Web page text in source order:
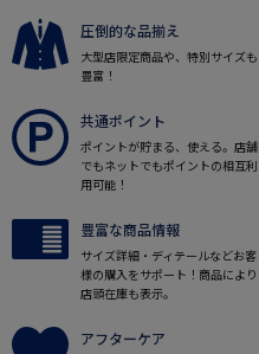
圧倒的な品揃え
大型店限定商品や、特別サイズも
豊富！
共通ポイント
ポイントが貯まる、使える。店舗
でもネットでもポイントの相互利
用可能！
豊富な商品情報
サイズ詳細・ディテールなどお客
様の購入をサポート！商品により
店頭在庫も表示。
アフターケア